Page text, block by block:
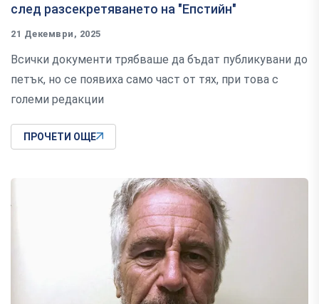
след разсекретяването на "Епстийн"
21 Декември, 2025
Всички документи трябваше да бъдат публикувани до
петък, но се появиха само част от тях, при това с
големи редакции
ПРОЧЕТИ ОЩЕ